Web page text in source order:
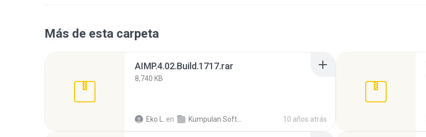
Más de esta carpeta
AIMP.4.02.Build.1717.rar
8,740 KB
Eko L. en Kumpulan Software Gratis Update+ crack 10 años atrás